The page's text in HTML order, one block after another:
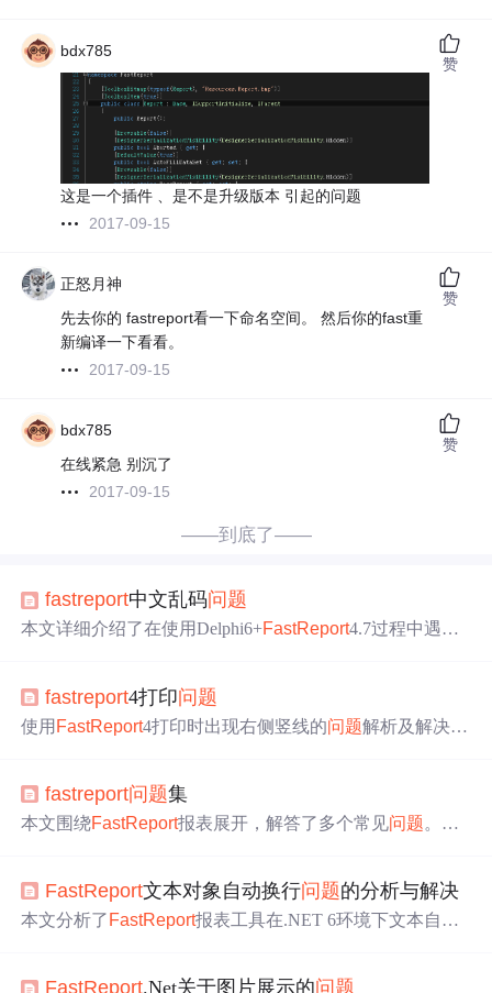
bdx785
这是一个插件 、是不是升级版本 引起的问题
2017-09-15
赞
正怒月神
先去你的 fastreport看一下命名空间。 然后你的fast重
新编译一下看看。
2017-09-15
赞
bdx785
在线紧急 别沉了
2017-09-15
赞
——到底了——
fastreport中文乱码问题
本文详细介绍了在使用Delphi6+FastReport4.7过程中遇到
流中正确设置编码以避免乱码。
fastreport4打印问题
使用 FastReport4打印时出现右侧竖线的问题解析及解决办
fastreport问题集
本文围绕FastReport报表展开，解答了多个常见问题。包
解决TotalPages变量不起作用等问题，提供了详细的操作方
法和代码示例。
FastReport文本对象自动换行问题的分析与解决
本文分析了 FastReport报表工具在.NET 6环境下文本自动
代方案，还需安装配套包。同时给出实施建议，Skia库跨
FastReport.Net关于图片展示的问题